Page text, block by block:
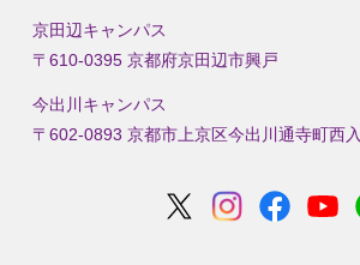
京田辺キャンパス
〒610-0395 京都府京田辺市興戸
今出川キャンパス
〒602-0893 京都市上京区今出川通寺町西入